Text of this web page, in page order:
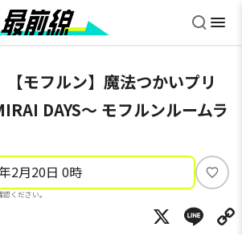
【モフルン】魔法つかいプリ
DAYS～ モフルンルームラ
2月20日 0時
ください。
い
ね
X